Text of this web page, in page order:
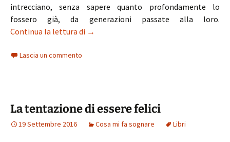
intrecciano, senza sapere quanto profondamente lo
fossero già, da generazioni passate alla loro.
Continua la lettura di La bastarda di Istanbul
→
Lascia un commento
La tentazione di essere felici
19 Settembre 2016 Cosa mi fa sognare Libri